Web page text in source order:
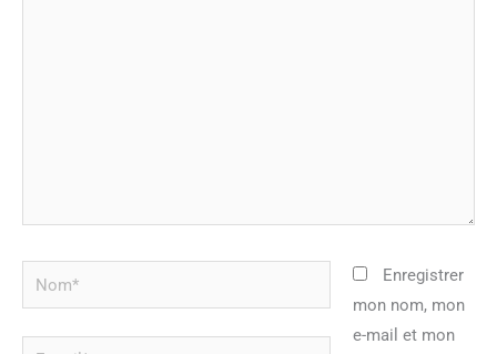
Nom*
Enregistrer
mon nom, mon
e-mail et mon